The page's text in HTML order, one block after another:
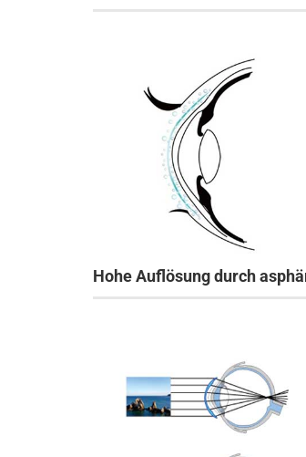
Hohe Auflösung durch